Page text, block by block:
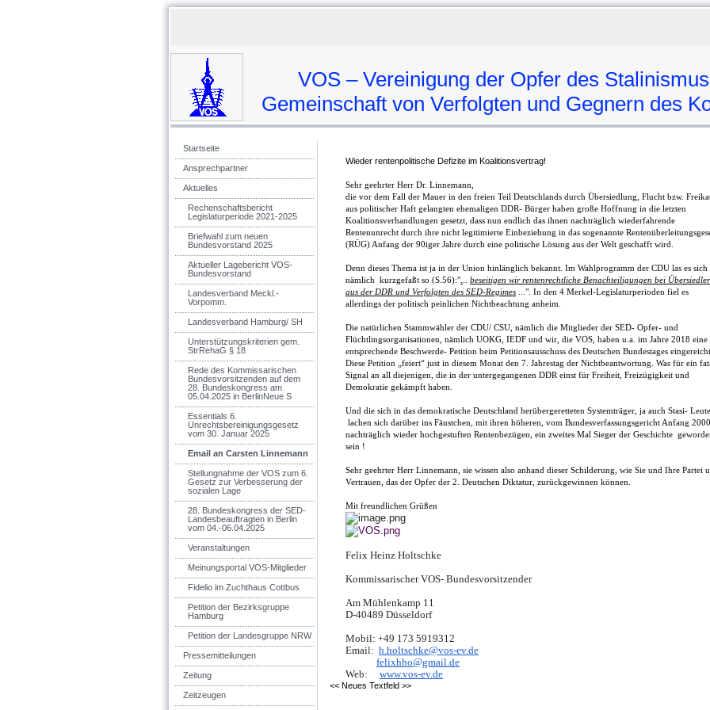
VOS – Vereinigung der Opfer des
Gemeinschaft von Verfolgten und Gegnern des
Startseite
Ansprechpartner
Aktuelles
Rechenschaftsbericht
Legislaturperiode 2021-2025
Briefwahl zum neuen
Bundesvorstand 2025
Aktueller Lagebericht VOS-
Bundesvorstand
Landesverband Meckl.-
Vorpomm.
Landesverband Hamburg/ SH
Unterstützungskriterien gem.
StrRehaG § 18
Rede des Kommissarischen
Bundesvorsitzenden auf dem
28. Bundeskongress am
05.04.2025 in BerlinNeue S
Essentials 6.
Unrechtsbereinigungsgesetz
vom 30. Januar 2025
Email an Carsten Linnemann
Stellungnahme der VOS zum 6.
Gesetz zur Verbesserung der
sozialen Lage
28. Bundeskongress der SED-
Landesbeauftragten in Berlin
vom 04.-06.04.2025
Veranstaltungen
Meinungsportal VOS-Mitglieder
Fidelio im Zuchthaus Cottbus
Petition der Bezirksgruppe
Hamburg
Petition der Landesgruppe NRW
Pressemitteilungen
Zeitung
Zeitzeugen
Wieder rentenpolitische Defizite im Koalitionsvertrag!
Sehr geehrter Herr Dr. Linnemann,
die vor dem Fall der Mauer in den freien Teil Deutschlands durch Übersiedlung, Flucht bzw.
aus politischer Haft gelangten ehemaligen DDR- Bürger haben große Hoffnung in die letzten
Koalitionsverhandlungen gesetzt, dass nun endlich das ihnen nachträglich wiederfahrende
Rentenunrecht durch ihre nicht legitimierte Einbeziehung in das sogenannte
(RÜG) Anfang der 90iger Jahre durch eine politische Lösung aus der Welt geschafft wird.
Denn dieses Thema ist ja in der Union hinlänglich bekannt. Im Wahlprogramm der CDU las es sich
nämlich kurzgefaßt so (S.56):"
beseitigen wir rentenrechtliche Benachteiligungen bei
aus der DDR und Verfolgten des SED-Regimes ...". In den 4 Merkel-Legislaturperioden fiel es
allerdings der politisch peinlichen Nichtbeachtung anheim.
Die natürlichen Stammwähler der CDU/ CSU, nämlich die Mitglieder der SED- Opfer- und
Flüchtlingsorganisationen, nämlich UOKG, IEDF und wir, die VOS, haben u.a. im Jahre 2018 eine
entsprechende Beschwerde- Petition beim Petitionsausschuss des Deutschen Bundestages eingereicht.
Diese Petition „feiert“ just in diesem Monat den 7. Jahrestag der Nichtbeantwortung. Was für ein
Signal an all diejenigen, die in der untergegangenen DDR einst für Freiheit, Freizügigkeit und
Demokratie gekämpft haben.
Und die sich in das demokratische Deutschland herübergeretteten Systemträger, ja auch Stasi- Leute,
lachen sich darüber ins Fäustchen, mit ihren höheren, vom Bundesverfassungsgericht Anfang 2000
nachträglich wieder hochgestuften Rentenbezügen, ein zweites Mal Sieger der Geschichte
sein !
Sehr geehrter Herr Linnemann, sie wissen also anhand dieser Schilderung, wie Sie und Ihre Partei
Vertrauen, das der Opfer der 2. Deutschen Diktatur, zurückgewinnen können.
Mit freundlichen Grüßen
Felix Heinz Holtschke
Kommissarischer VOS- Bundesvorsitzender
Am Mühlenkamp 11
D-40489 Düsseldorf
Mobil: +49 173 5919312
Email: h.holtschke@vos-ev.de
felixhho@gmail.de
Web: www.vos-ev.de
<< Neues Textfeld >>